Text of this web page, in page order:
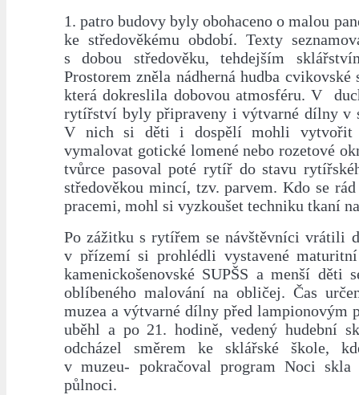
1. patro budovy byly obohaceno o malou
ke středověkému období. Texty
s dobou středověku, tehdejším
Prostorem zněla nádherná hudba cvikovské
která dokreslila dobovou atmosféru. V
rytířství byly připraveny i výtvarné dílny v
V nich si děti i dospělí mohli vytvořit
vymalovat gotické lomené nebo rozetové
tvůrce pasoval poté rytíř do stavu
středověkou mincí, tzv. parvem. Kdo se
pracemi, mohl si vyzkoušet techniku tkaní
Po zážitku s rytířem se návštěvníci vrátili
v přízemí si prohlédli vystavené maturitní
kamenickošenovské SUPŠS a menší děti
oblíbeného malování na obličej. Čas
muzea a výtvarné dílny před lampionovým
uběhl a po 21. hodině, vedený hudební
odcházel směrem ke sklářské škole,
v muzeu- pokračoval program Noci
půlnoci.